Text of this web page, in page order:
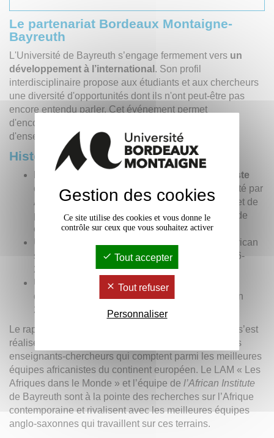
Le partenariat Bordeaux Montaigne-
Bayreuth
L'Université de Bayreuth s’engage fermement vers un
développement à l’international . Son profil
interdisciplinaire propose aux étudiants et aux chercheurs
une diversité d'opportunités dont ils n'ont peut-être pas
encore entendu parler. Cet événement permet
d'encourager la coopération sur des projets
d'enseignement, de recherche et de mobilité.
Historique :
Le partenariat entre les deux universités existe
depuis 2007
. Un accord en Géographie est porté par
Anne Marie MEYER. Les mobilités d’étudiants et de
personnels sont actives vers et en provenance de
cette destination.
Un
est créé avec le Master African
studies (IMAS) de Bordeaux Montaigne en 2016-
2021, porté par Bernard CALAS.
Un
Joint Master degree EIMAS
d’excellence financé par
+) a ouvert en
2020/21, porté par Bernard CALAS.
Le rapprochement des partenaires franco-allemands s’est
réalisé sur la base des relations existantes entre leurs
enseignants-chercheurs qui comptent parmi les meilleures
équipes africanistes du continent européen. Le LAM « Les
Afriques dans le Monde » et l’équipe de l’African Institute
de Bayreuth sont à la pointe des recherches sur l’Afrique
contemporaine et rivalisent avec les meilleures équipes
anglo-saxonnes qui travaillent sur ces terrains.
Gestion des cookies
Ce site utilise des cookies et vous donne le
contrôle sur ceux que vous souhaitez activer
Tout accepter
Tout refuser
Personnaliser